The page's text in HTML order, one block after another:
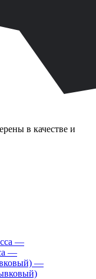
в качестве и
—
—
—